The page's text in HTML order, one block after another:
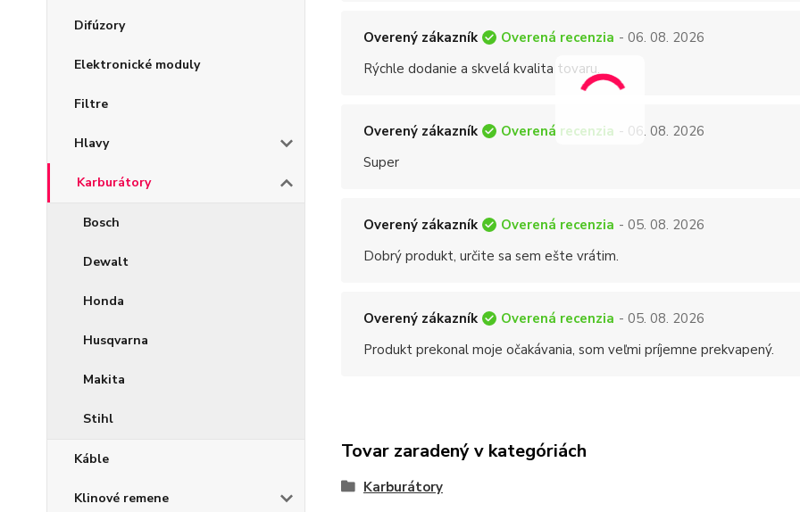
Difúzory
Elektronické moduly
Filtre
Hlavy
Karburátory
Bosch
Dewalt
Honda
Husqvarna
Makita
Stihl
Káble
Klinové remene
Overený zákazník Overená recenzia - 06. 08. 2026
Rýchle dodanie a skvelá kvalita tovaru.
Overený zákazník Overená recenzia - 06. 08. 2026
Super
Overený zákazník Overená recenzia - 05. 08. 2026
Dobrý produkt, určite sa sem ešte vrátim.
Overený zákazník Overená recenzia - 05. 08. 2026
Produkt prekonal moje očakávania, som veľmi príjemne prekvapený.
Tovar zaradený v kategóriách
Karburátory